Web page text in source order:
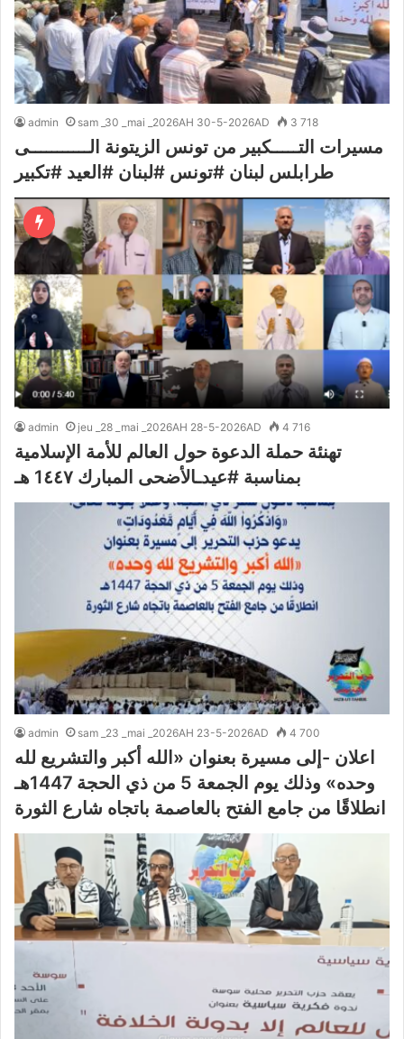
admin sam _30 _mai _2026AH 30-5-2026AD 3 718
مسيرات التـــــكبير من تونس الزيتونة الـــــــــــى
طرابلس لبنان #تونس #لبنان #العيد #تكبير
admin jeu _28 _mai _2026AH 28-5-2026AD 4 716
تهنئة حملة الدعوة حول العالم للأمة الإسلامية
بمناسبة #عيدـالأضحى المبارك 1٤٤٧ هـ
admin sam _23 _mai _2026AH 23-5-2026AD 4 700
اعلان -إلى مسيرة بعنوان «الله أكبر والتشريع لله
وحده» وذلك يوم الجمعة 5 من ذي الحجة 1447هـ
انطلاقًا من جامع الفتح بالعاصمة باتجاه شارع الثورة